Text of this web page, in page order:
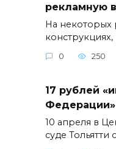
рекламную
На некоторых
0 250
17 рублей
Федерации»
10 апреля в
суде Тольятти